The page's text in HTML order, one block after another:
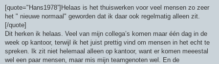
r
i
h
t
[quote="Hans1978”]Helaas is het thuiswerken voor veel mensen zo zeer
het " nieuwe normaal" geworden dat ik daar ook regelmatig alleen zit.
[/quote]
Dit herken ik helaas. Veel van mijn collega’s komen maar één dag in de
week op kantoor, terwijl ik het juist prettig vind om mensen in het echt te
spreken. Ik zit niet helemaal alleen op kantoor, want er komen meeestal
wel een paar mensen, maar mis mijn teamgenoten wel. En de